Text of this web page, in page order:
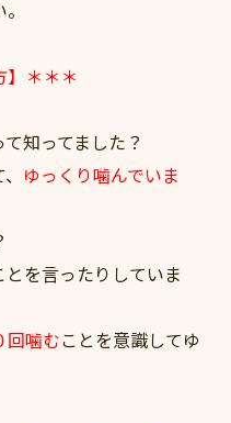
＊＊＊
知ってました？
ゆっくり噛んでいま
とを言ったりしていま
回噛むことを意識してゆ